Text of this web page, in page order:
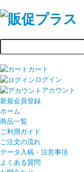
カート
ログイン
アカウント
新規会員登録
ホーム
商品一覧
ご利用ガイド
ご注文の流れ
データ入稿・注意事項
よくある質問